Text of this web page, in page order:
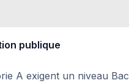
publique
A exigent un niveau